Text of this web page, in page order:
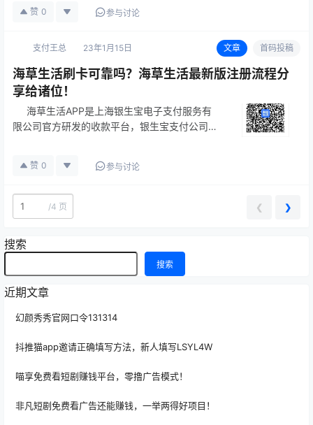
支付机构，2012年6月27…
赞 0 参与讨论
支付王总 23年1月15日 文章 首码投稿
海草生活刷卡可靠吗？海草生活最新版注册流程分
享给诸位！
海草生活APP是上海银生宝电子支付服务有
限公司官方研发的收款平台，银生宝支付公司是
Z2007731000010 ，业务类型属于互联…
赞 0 参与讨论
/4 页 ❮ ❯
搜索
搜索
近期文章
幻颜秀秀官网口令131314
抖推猫app邀请正确填写方法，新人填写LSYL4W
喵享免费看短剧赚钱平台，零撸广告模式！
非凡短剧免费看广告还能赚钱，一举两得好项目！